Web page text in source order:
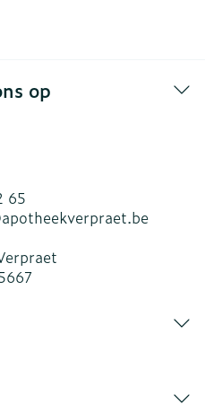
op
65
apotheekverpraet.be